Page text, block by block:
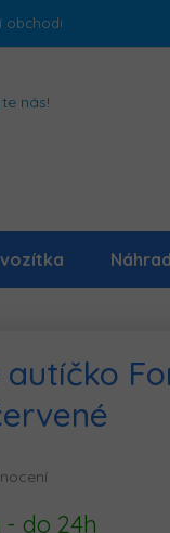
obchodu
nás!
autíčko
do 24h